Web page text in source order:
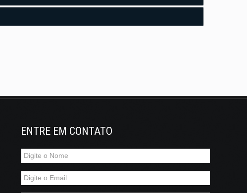
ENTRE EM CONTATO